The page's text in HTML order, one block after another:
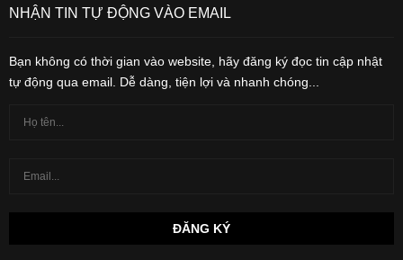
NHẬN TIN TỰ ĐỘNG VÀO EMAIL
Bạn không có thời gian vào website, hãy đăng ký đọc tin cập nhật
tự động qua email. Dễ dàng, tiện lợi và nhanh chóng...